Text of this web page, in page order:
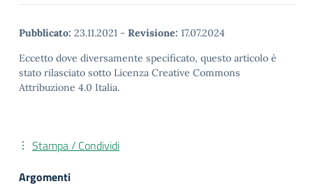
Pubblicato: 23.11.2021 - Revisione: 17.07.2024
Eccetto dove diversamente specificato, questo articolo è
stato rilasciato sotto Licenza Creative Commons
Attribuzione 4.0 Italia.
Stampa / Condividi
Argomenti